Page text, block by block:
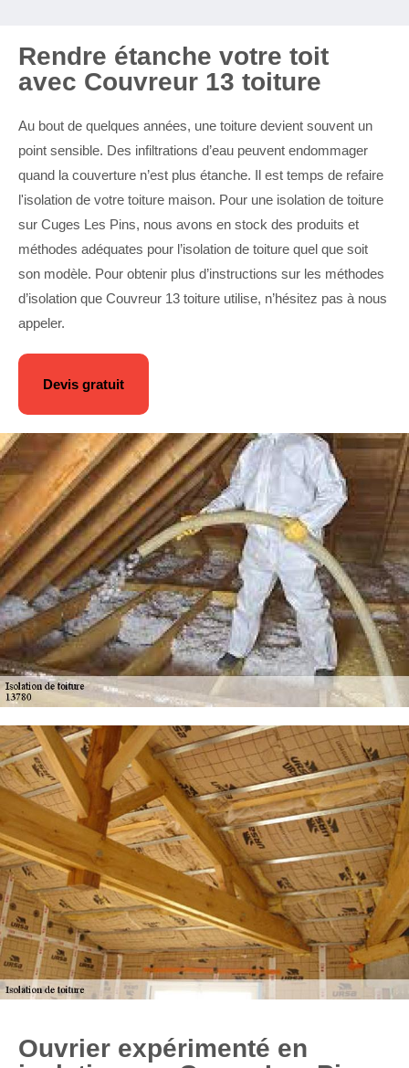
Rendre étanche votre toit
avec Couvreur 13 toiture
Au bout de quelques années, une toiture devient souvent un
point sensible. Des infiltrations d’eau peuvent endommager
quand la couverture n’est plus étanche. Il est temps de refaire
l'isolation de votre toiture maison. Pour une isolation de toiture
sur Cuges Les Pins, nous avons en stock des produits et
méthodes adéquates pour l’isolation de toiture quel que soit
son modèle. Pour obtenir plus d’instructions sur les méthodes
d’isolation que Couvreur 13 toiture utilise, n’hésitez pas à nous
appeler.
Devis gratuit
Ouvrier expérimenté en